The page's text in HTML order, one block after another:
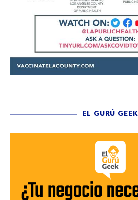
EL GURÚ GEEK